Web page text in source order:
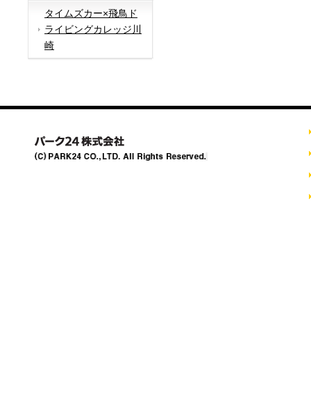
タイムズカー×飛鳥ド
ライビングカレッジ川
崎